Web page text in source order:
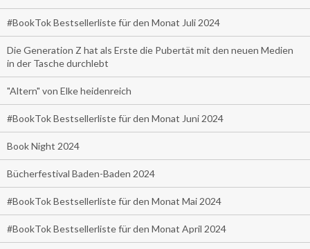
#BookTok Bestsellerliste für den Monat Juli 2024
Die Generation Z hat als Erste die Pubertät mit den neuen Medien
in der Tasche durchlebt
"Altern" von Elke heidenreich
#BookTok Bestsellerliste für den Monat Juni 2024
Book Night 2024
Bücherfestival Baden-Baden 2024
#BookTok Bestsellerliste für den Monat Mai 2024
#BookTok Bestsellerliste für den Monat April 2024